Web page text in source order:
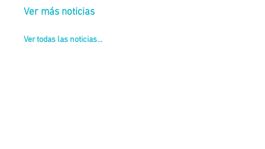
Ver más noticias
Ver todas las noticias...